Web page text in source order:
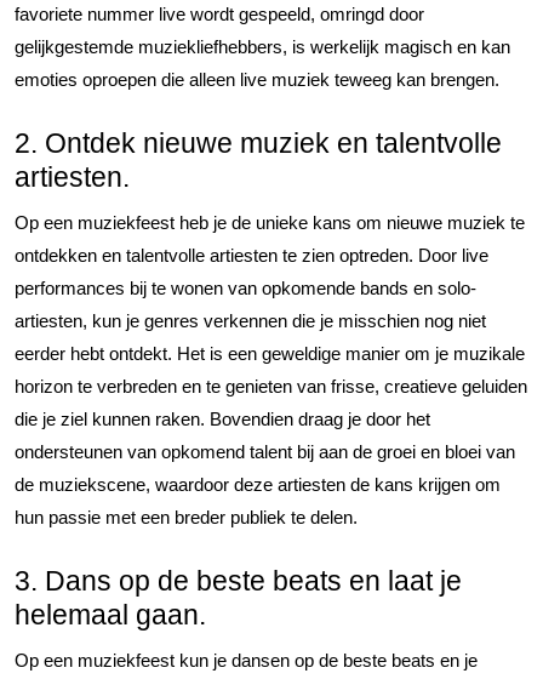
favoriete nummer live wordt gespeeld, omringd door
gelijkgestemde muziekliefhebbers, is werkelijk magisch en kan
emoties oproepen die alleen live muziek teweeg kan brengen.
2. Ontdek nieuwe muziek en talentvolle
artiesten.
Op een muziekfeest heb je de unieke kans om nieuwe muziek te
ontdekken en talentvolle artiesten te zien optreden. Door live
performances bij te wonen van opkomende bands en solo-
artiesten, kun je genres verkennen die je misschien nog niet
eerder hebt ontdekt. Het is een geweldige manier om je muzikale
horizon te verbreden en te genieten van frisse, creatieve geluiden
die je ziel kunnen raken. Bovendien draag je door het
ondersteunen van opkomend talent bij aan de groei en bloei van
de muziekscene, waardoor deze artiesten de kans krijgen om
hun passie met een breder publiek te delen.
3. Dans op de beste beats en laat je
helemaal gaan.
Op een muziekfeest kun je dansen op de beste beats en je